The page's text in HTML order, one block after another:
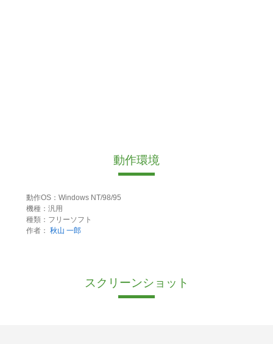
動作環境
動作OS：Windows NT/98/95
機種：汎用
種類：フリーソフト
作者： 秋山 一郎
スクリーンショット